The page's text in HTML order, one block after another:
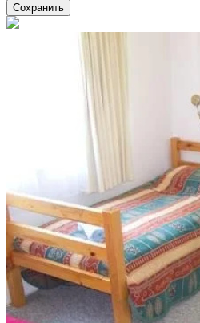
Сохранить